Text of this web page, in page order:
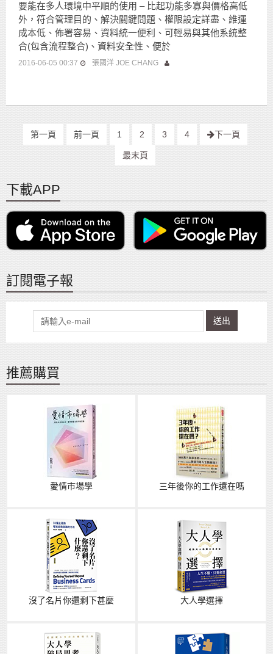
要能在多人環境中平順的使用 – 比起功能多寡與價格高低
外，符合管理目的、解決關鍵問題、權限設定詳盡、維運
成本低、佈署容易、資料統一便利、可輕易與其他系統整
合(包含流程整合)、資料安全性、便於
2016-06-05 00:37 張國洋 JOE CHANG
第一頁 前一頁 1 2 3 4 下一頁
最末頁
下載APP
訂閱電子報
送出
推薦購買
愛情市場學 三年後你的工作還在嗎
沒了名片你還剩下甚麼 大人學選擇